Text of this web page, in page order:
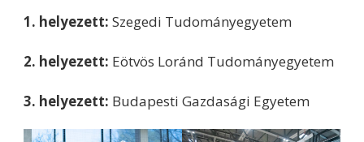
1. helyezett: Szegedi Tudományegyetem
2. helyezett: Eötvös Loránd Tudományegyetem
3. helyezett: Budapesti Gazdasági Egyetem